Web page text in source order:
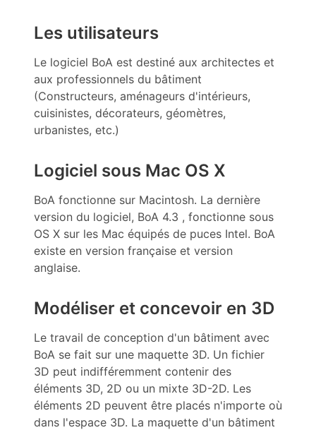
Les utilisateurs
Le logiciel BoA est destiné aux architectes et
aux professionnels du bâtiment
(Constructeurs, aménageurs d'intérieurs,
cuisinistes, décorateurs, géomètres,
urbanistes, etc.)
Logiciel sous Mac OS X
BoA fonctionne sur Macintosh. La dernière
version du logiciel, BoA 4.3 , fonctionne sous
OS X sur les Mac équipés de puces Intel. BoA
existe en version française et version
anglaise.
Modéliser et concevoir en 3D
Le travail de conception d'un bâtiment avec
BoA se fait sur une maquette 3D. Un fichier
3D peut indifféremment contenir des
éléments 3D, 2D ou un mixte 3D-2D. Les
éléments 2D peuvent être placés n'importe où
dans l'espace 3D. La maquette d'un bâtiment